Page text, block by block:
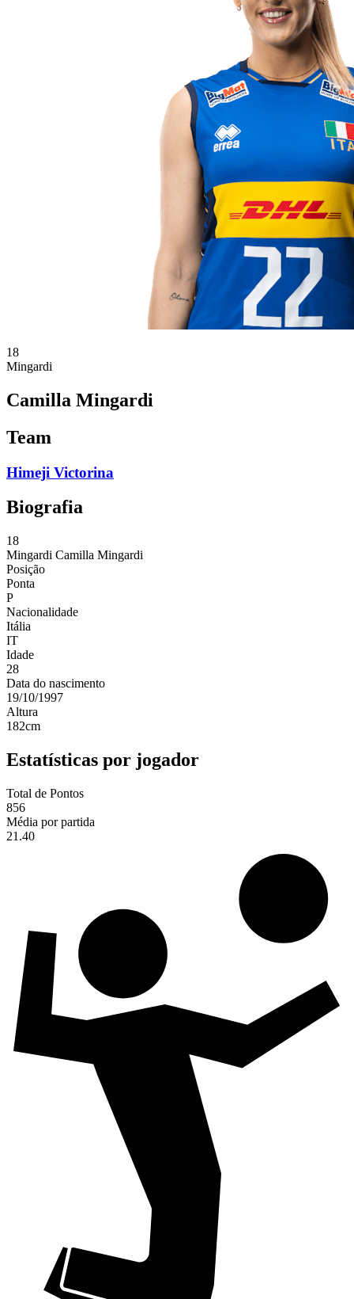
18
Mingardi
Camilla Mingardi
Team
Himeji Victorina
Biografia
18
Mingardi Camilla Mingardi
Posição
Ponta
P
Nacionalidade
Itália
IT
Idade
28
Data do nascimento
19/10/1997
Altura
182cm
Estatísticas por jogador
Total de Pontos
856
Média por partida
21.40